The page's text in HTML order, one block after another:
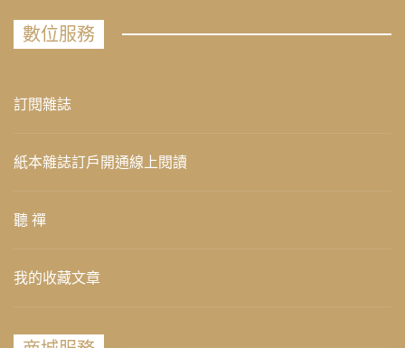
數位服務
訂閱雜誌
紙本雜誌訂戶開通線上閱讀
聽 禪
我的收藏文章